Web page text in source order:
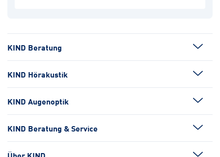
KIND Beratung
KIND Hörakustik
KIND Augenoptik
KIND Beratung & Service